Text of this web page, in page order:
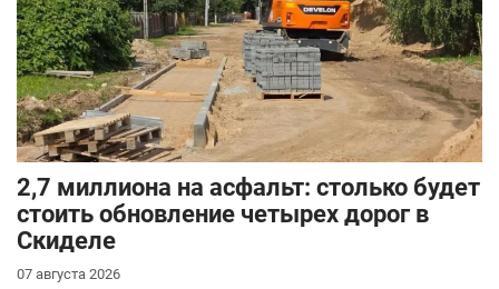
2,7 миллиона на асфальт: столько будет
стоить обновление четырех дорог в
Скиделе
07 августа 2026